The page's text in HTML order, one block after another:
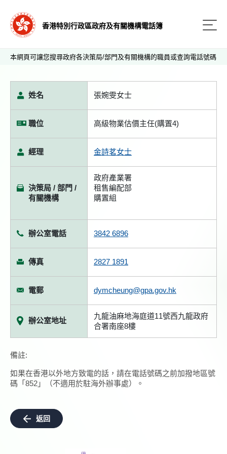
香港特別行政區政府及有關機構電話簿
本網頁可讓您搜尋政府各決策局/部門及有關機構的職員或查詢電話號碼
姓名 張婉雯女士
職位 高級物業估價主任(購置4)
經理 金詩茗女士
決策局 / 部門 /
有關機構
政府產業署
租售編配部
購置組
辦公室電話 3842 6896
傳真 2827 1891
電郵 dymcheung@gpa.gov.hk
辦公室地址
九龍油麻地海庭道11號西九龍政府
合署南座8樓
備註:
如果在香港以外地方致電的話，請在電話號碼之前加撥地區號
碼「852」（不適用於駐海外辦事處）。
返回